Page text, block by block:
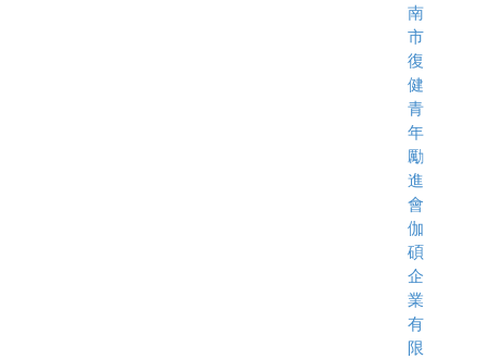
南
市
復
健
青
年
勵
進
會
伽
碩
企
業
有
限